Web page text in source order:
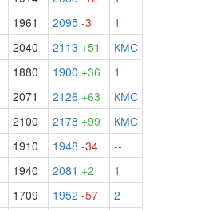
1961 2095 -3
1
2040 2113 +51
КМС
1880 1900 +36
1
2071 2126 +63
КМС
2100 2178 +99
КМС
1910 1948 -34
--
1940 2081 +2
1
1709 1952 -57
2